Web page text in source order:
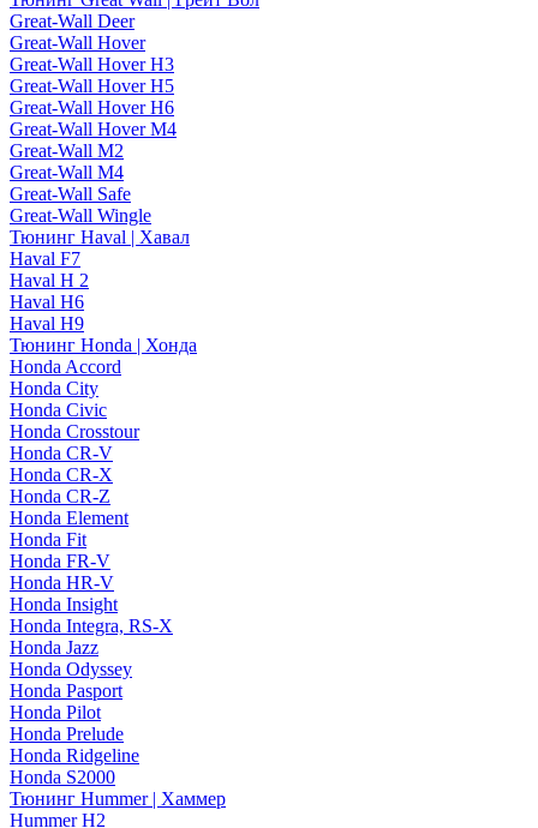
Great-Wall Deer
Great-Wall Hover
Great-Wall Hover H3
Great-Wall Hover H5
Great-Wall Hover H6
Great-Wall Hover M4
Great-Wall M2
Great-Wall M4
Great-Wall Safe
Great-Wall Wingle
Тюнинг Haval | Хавал
Haval F7
Haval H 2
Haval H6
Haval H9
Тюнинг Honda | Хонда
Honda Accord
Honda City
Honda Civic
Honda Crosstour
Honda CR-V
Honda CR-X
Honda CR-Z
Honda Element
Honda Fit
Honda FR-V
Honda HR-V
Honda Insight
Honda Integra, RS-X
Honda Jazz
Honda Odyssey
Honda Pasport
Honda Pilot
Honda Prelude
Honda Ridgeline
Honda S2000
Тюнинг Hummer | Хаммер
Hummer H2